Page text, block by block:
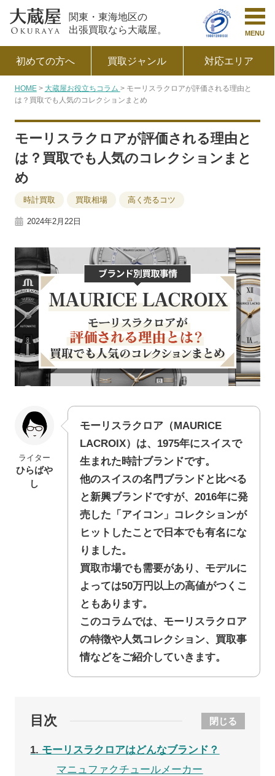
関東・東海地区の
出張買取なら大蔵屋。
MENU
初めての方へ 買取ジャンル 対応エリア
HOME 大蔵屋お役立ちコラム
モーリスラクロアが評価される理由と
は？買取でも人気のコレクションまとめ
モーリスラクロアが評価される理由と
は？買取でも人気のコレクションまと
め
時計買取 買取相場 高く売るコツ
2024年2月22日
ライター
ひらばや
し
モーリスラクロア（MAURICE
LACROIX）は、1975年にスイスで
生まれた時計ブランドです。
他のスイスの名門ブランドと比べる
と新興ブランドですが、2016年に発
売した「アイコン」コレクションが
ヒットしたことで日本でも有名にな
りました。
買取市場でも需要があり、モデルに
よっては50万円以上の高値がつくこ
ともあります。
このコラムでは、モーリスラクロア
の特徴や人気コレクション、買取事
情などをご紹介していきます。
目次 閉じる
1 モーリスラクロアはどんなブランド？
マニュファクチュールメーカー